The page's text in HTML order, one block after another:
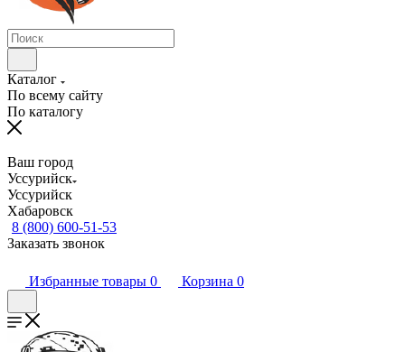
Каталог
По всему сайту
По каталогу
Ваш город
Уссурийск
Уссурийск
Хабаровск
8 (800) 600-51-53
Заказать звонок
Избранные товары 0 Корзина 0